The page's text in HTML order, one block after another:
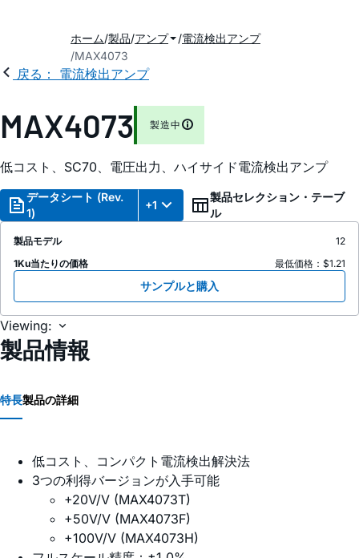
ホーム 製品 アンプ
電流検出アンプ
MAX4073
戻る： 電流検出アンプ
MAX4073 製造中
低コスト、SC70、電圧出力、ハイサイド電流検出アンプ
データシート (Rev.
1)
+1
製品セレクション・テーブ
ル
製品モデル
12
1Ku当たりの価格
最低価格：$1.21
サンプルと購入
Viewing:
製品情報
特長製品の詳細
低コスト、コンパクト電流検出解決法
3つの利得バージョンが入手可能
+20V/V (MAX4073T)
+50V/V (MAX4073F)
+100V/V (MAX4073H)